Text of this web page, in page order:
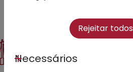
Rejeitar todos
Necessários